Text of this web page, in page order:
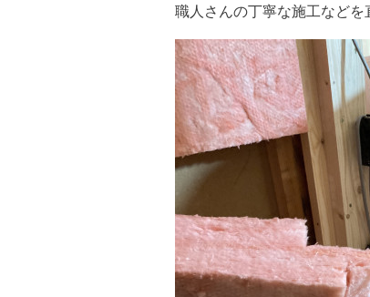
職人さんの丁寧な施工などを